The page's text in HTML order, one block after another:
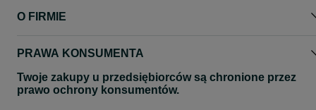
O FIRMIE
PRAWA KONSUMENTA
Twoje zakupy u przedsiębiorców są chronione przez
prawo ochrony konsumentów.